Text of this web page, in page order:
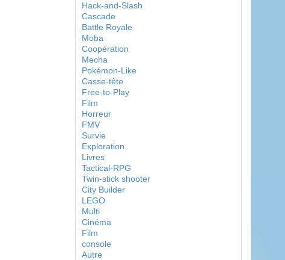
Hack-and-Slash
Cascade
Battle Royale
Moba
Coopération
Mecha
Pokémon-Like
Casse-tête
Free-to-Play
Film
Horreur
FMV
Survie
Exploration
Livres
Tactical-RPG
Twin-stick shooter
City Builder
LEGO
Multi
Cinéma
Film
console
Autre